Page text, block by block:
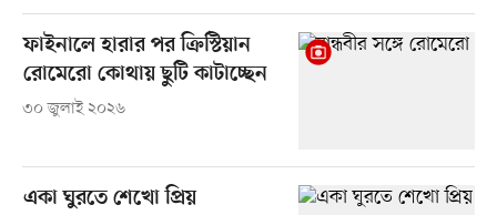
ফাইনালে হারার পর ক্রিস্টিয়ান
রোমেরো কোথায় ছুটি কাটাচ্ছেন
৩০ জুলাই ২০২৬
একা ঘুরতে শেখো প্রিয়